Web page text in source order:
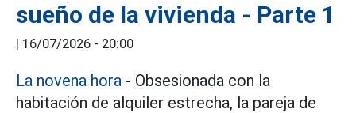
sueño de la vivienda - Parte 1
| 16/07/2026 - 20:00
La novena hora - Obsesionada con la
habitación de alquiler estrecha, la pareja de